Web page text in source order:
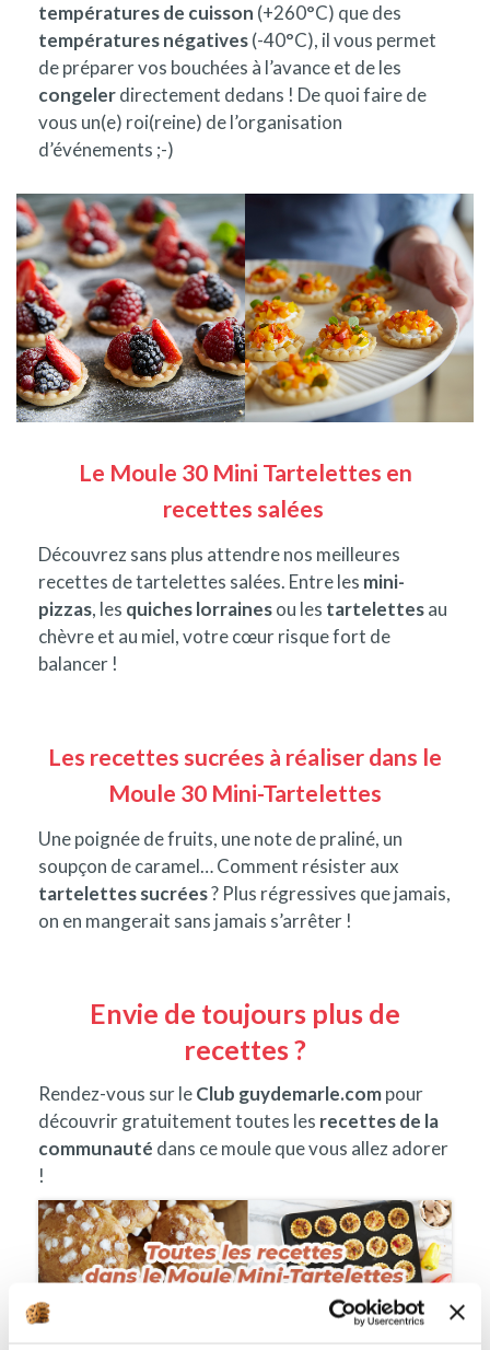
températures de cuisson (+260°C) que des
températures négatives(-40°C), il vous permet
de préparer vos bouchées à l’avance et de les
congelerdirectement dedans ! De quoi faire de
vous un(e) roi(reine) de l’organisation
d’événements ;-)
Le Moule 30 Mini Tartelettes en
recettes salées
Découvrez sans plus attendre nos meilleures
recettes de tartelettes salées. Entre les mini-
pizzas, les quiches lorrainesou les tartelettesau
chèvre et au miel, votre cœur risque fort de
balancer !
Les recettes sucrées à réaliser dans le
Moule 30 Mini-Tartelettes
Une poignée de fruits, une note de praliné, un
soupçon de caramel… Comment résister aux
tartelettes sucrées? Plus régressives que jamais,
on en mangerait sans jamais s’arrêter !
Envie de toujours plus de
recettes ?
Rendez-vous sur leClub guydemarle.compour
découvrir gratuitement toutes les recettes de la
communauté dans ce moule que vous allez adorer
!